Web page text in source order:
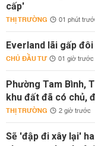
cấp'
THỊ TRƯỜNG 01 phút
Everland lãi gấp
CHỦ ĐẦU TƯ 01 giờ trước
Phường Tam Bình,
khu đất đã có chủ,
THỊ TRƯỜNG 2 giờ trước
Sẽ 'đập đi xây lại'